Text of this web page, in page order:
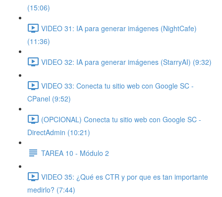
(15:06)
VIDEO 31: IA para generar imágenes (NightCafe)
(11:36)
VIDEO 32: IA para generar imágenes (StarryAI) (9:32)
VIDEO 33: Conecta tu sitio web con Google SC -
CPanel (9:52)
(OPCIONAL) Conecta tu sitio web con Google SC -
DirectAdmin (10:21)
TAREA 10 - Módulo 2
VIDEO 35: ¿Qué es CTR y por que es tan importante
medirlo? (7:44)